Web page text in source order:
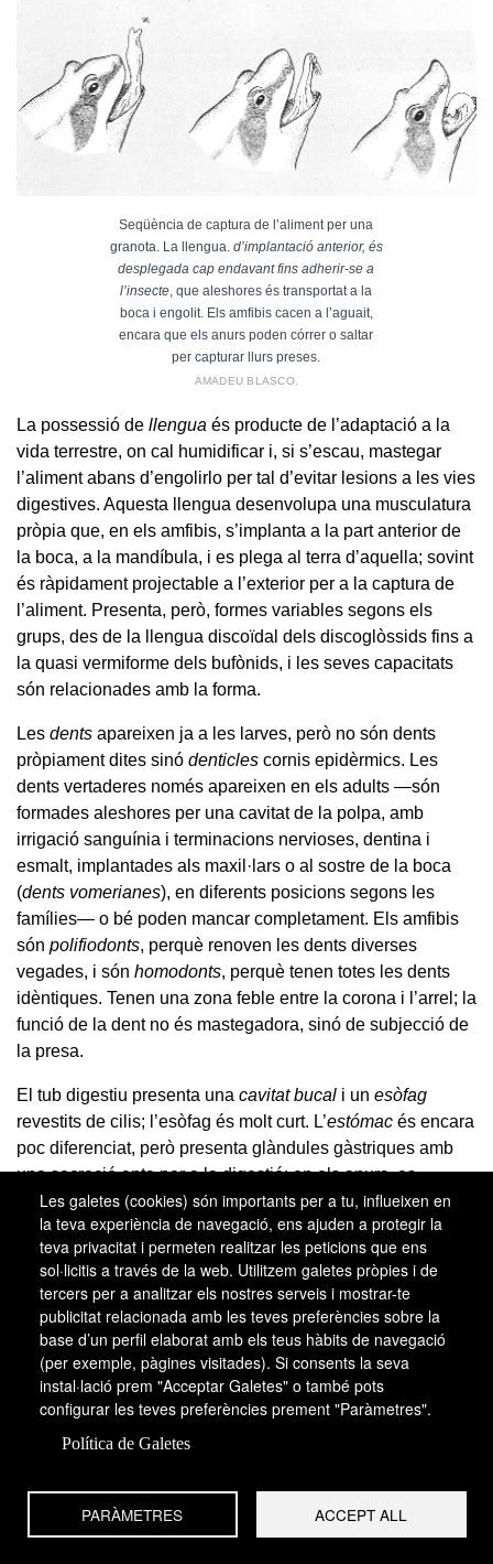
Seqüència de captura de l’aliment per una
granota. La llengua. d’implantació anterior, és
desplegada cap endavant fins adherir-se a
l’insecte, que aleshores és transportat a la
boca i engolit. Els amfibis cacen a l’aguait,
encara que els anurs poden córrer o saltar
per capturar llurs preses.
AMADEU BLASCO.
La possessió de llengua és producte de l’adaptació a la
vida terrestre, on cal humidificar i, si s’escau, mastegar
l’aliment abans d’engolirlo per tal d’evitar lesions a les vies
digestives. Aquesta llengua desenvolupa una musculatura
pròpia que, en els amfibis, s’implanta a la part anterior de
la boca, a la mandíbula, i es plega al terra d’aquella; sovint
és ràpidament projectable a l’exterior per a la captura de
l’aliment. Presenta, però, formes variables segons els
grups, des de la llengua discoïdal dels discoglòssids fins a
la quasi vermiforme dels bufònids, i les seves capacitats
són relacionades amb la forma.
Les dents apareixen ja a les larves, però no són dents
pròpiament dites sinó denticles cornis epidèrmics. Les
dents vertaderes només apareixen en els adults —són
formades aleshores per una cavitat de la polpa, amb
irrigació sanguínia i terminacions nervioses, dentina i
esmalt, implantades als maxil·lars o al sostre de la boca
(dents vomerianes), en diferents posicions segons les
famílies— o bé poden mancar completament. Els amfibis
són polifiodonts, perquè renoven les dents diverses
vegades, i són homodonts, perquè tenen totes les dents
idèntiques. Tenen una zona feble entre la corona i l’arrel; la
funció de la dent no és mastegadora, sinó de subjecció de
la presa.
El tub digestiu presenta una cavitat bucal i un esòfag
revestits de cilis; l’esòfag és molt curt. L’estómac és encara
poc diferenciat, però presenta glàndules gàstriques amb
una secreció apta per a la digestió; en els anurs, es
diferencien els extremscardíacipilòric. L’intestí és de
longitud variable, segons el tipus d’alimentació, i, per tant,
més o menys sinuós. La diferenciació entre l’intestí prim i
l’intestí gros, tant morfològica com fisiològica, comença a
aparèixer en els urodels i només es marca bé en els anurs.
L’intestí desemboca en una cavitat, l’anomenadacloaca
on van a parar igualment els aparells excretor i
reproductor.
L’aparell respiratori
Les galetes (cookies) són importants per a tu, influeixen en
la teva experiència de navegació, ens ajuden a protegir la
teva privacitat i permeten realitzar les peticions que ens
sol·licitis a través de la web. Utilitzem galetes pròpies i de
tercers per a analitzar els nostres serveis i mostrar-te
publicitat relacionada amb les teves preferències sobre la
base d’un perfil elaborat amb els teus hàbits de navegació
(per exemple, pàgines visitades). Si consents la seva
instal·lació prem "Acceptar Galetes" o també pots
configurar les teves preferències prement "Paràmetres".
Política de Galetes
PARÀMETRES ACCEPT ALL